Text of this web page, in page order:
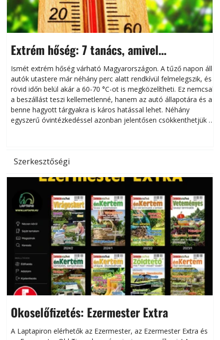
Extrém hőség: 7 tanács, amivel
megóvhatjuk autónkat a nyári károktól
Ismét extrém hőség várható Magyarországon. A tűző napon álló
autók utastere már néhány perc alatt rendkívül felmelegszik, és
rövid időn belül akár a 60-70 °C-ot is megközelítheti. Ez nemcsak
a beszállást teszi kellemetlenné, hanem az autó állapotára és a
benne hagyott tárgyakra is káros hatással lehet. Néhány
egyszerű óvintézkedéssel azonban jelentősen csökkenthetjük a
Szerkesztőségi
Okoselőfizetés: Ezermester Extra
A Laptapiron elérhetők az Ezermester, az Ezermester Extra és